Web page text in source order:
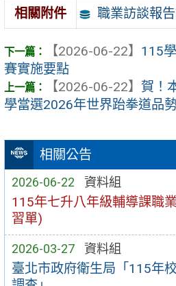
相關公告
2026-06-22 資料組
115年七升八年級輔導課職
習單)
2026-03-27 資料組
臺北市政府衛生局「115年
相關附件 職業訪談報
【2026-06-22】 115
賽實施要點
【2026-06-22】 賀！
學當選2026年世界跆拳道品